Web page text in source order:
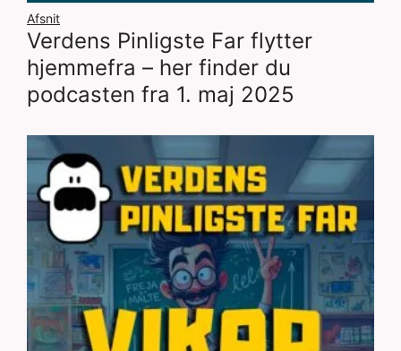
Afsnit
Verdens Pinligste Far flytter
hjemmefra – her finder du
podcasten fra 1. maj 2025